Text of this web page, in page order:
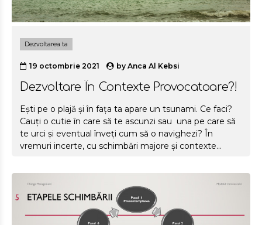
Dezvoltarea ta
19 octombrie 2021 byAnca Al Kebsi
Dezvoltare În Contexte Provocatoare?!
Ești pe o plajă și în fața ta apare un tsunami. Ce faci?
Cauți o cutie în care să te ascunzi sau una pe care să
te urci și eventual înveți cum să o navighezi? În
vremuri incerte, cu schimbări majore și contexte
și un context pandemic ce pare interminabil, tindem
să ne gândim mai mult la nevoile de bază. La cele
fiziologice și la cele de siguranță, apoi la cele de
apartenență. Să fim bine și să la fel să fie și cei din jur.